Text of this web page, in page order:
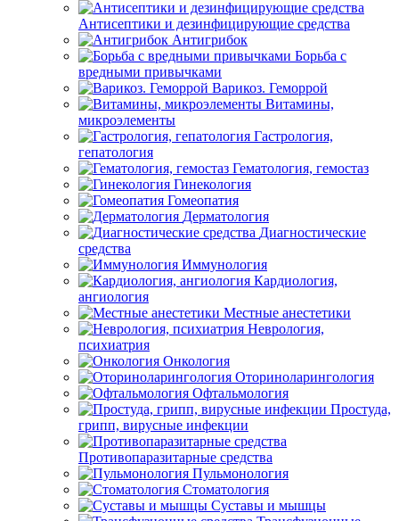
Антисептики и дезинфицирующие средства
Антигрибок
Борьба с
вредными привычками
Варикоз. Геморрой
Витамины,
микроэлементы
Гастрология,
гепатология
Гематология, гемостаз
Гинекология
Гомеопатия
Дерматология
Диагностические
средства
Иммунология
Кардиология,
ангиология
Местные анестетики
Неврология,
психиатрия
Онкология
Оториноларингология
Офтальмология
Простуда,
грипп, вирусные инфекции
Противопаразитарные средства
Пульмонология
Стоматология
Суставы и мышцы